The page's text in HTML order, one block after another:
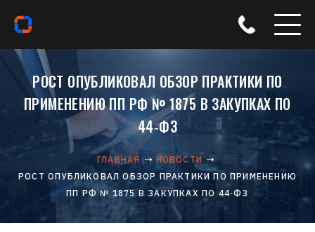
РОСТ ОПУБЛИКОВАЛ ОБЗОР ПРАКТИКИ ПО
ПРИМЕНЕНИЮ ПП РФ № 1875 В ЗАКУПКАХ ПО
44‑ФЗ
ГЛАВНАЯ
НОВОСТИ
РОСТ ОПУБЛИКОВАЛ ОБЗОР ПРАКТИКИ ПО ПРИМЕНЕНИЮ
ПП РФ № 1875 В ЗАКУПКАХ ПО 44‑ФЗ